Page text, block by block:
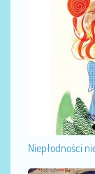
Niepłodności